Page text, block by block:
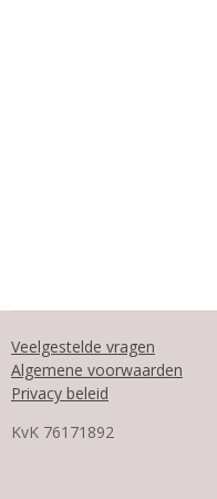
Veelgestelde vragen
Algemene voorwaarden
Privacy beleid
KvK 76171892